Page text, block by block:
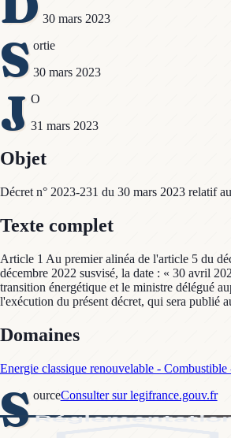
30 mars 2023
S ortie
30 mars 2023
J O
31 mars 2023
Objet
Décret n° 2023-231 du 30 mars 2023 relatif
Texte complet
Article 1 Au premier alinéa de l'article 5 du
décembre 2022 susvisé, la date : « 30 avril
transition énergétique et le ministre délégué
l'exécution du présent décret, qui sera publié
Domaines
Energie classique renouvelable -
S ourceConsulter sur legifrance.gouv.fr